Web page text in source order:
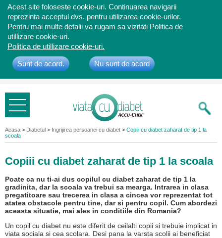
Acest site foloseste cookie-uri. Continuarea navigarii
reprezinta acceptul dvs. pentru utilizarea cookie-urilor.
Pentru mai multe detalii va rugam sa vizitati Politica de
utillizare cookie-uri.
Politica de utillizare cookie-uri.
Sunt de acord. Nu sunt de acord
Bine ati
venit
Acasa > Diabetul > Ingrijirea persoanei cu diabet > Copiii cu diabet zaharat de tip 1 la
scoala
Copiii cu diabet zaharat de tip 1 la scoala
Poate ca nu ti-ai dus copilul cu diabet zaharat de tip 1 la
gradinita, dar la scoala va trebui sa mearga. Intrarea in clasa
pregatitoare sau trecerea in clasa a cincea vor reprezentat tot
atatea obstacole pentru tine, dar si pentru copil. Cum abordezi
aceasta situatie, mai ales in conditiile din Romania?
Un copil cu diabet nu este diferit de ceilalti copii si trebuie implicat in
viata sociala si cea scolara. Desi pana la varsta scolii ai beneficiat